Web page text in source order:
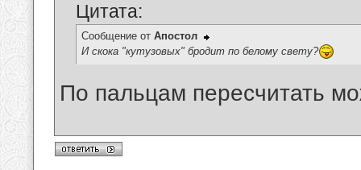
Цитата:
Сообщение от Апостол
И скока "кутузовых" бродит по белому свету?
По пальцам пересчитать